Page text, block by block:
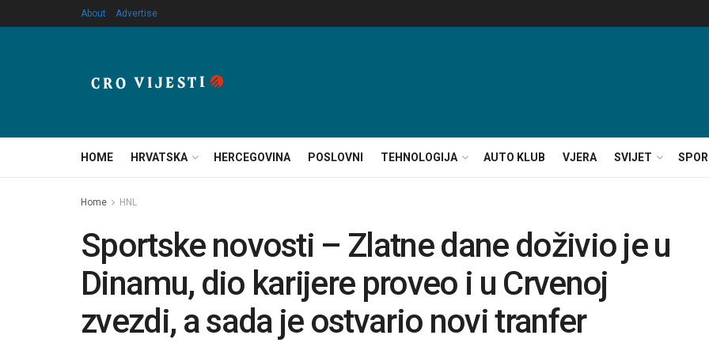
About Advertise
HOME HRVATSKA HERCEGOVINA POSLOVNI TEHNOLOGIJA AUTO KLUB VJERA SVIJET
Home HNL
Sportske novosti – Zlatne dane doživio je u
Dinamu, dio karijere proveo i u Crvenoj
zvezdi, a sada je ostvario novi tranfer